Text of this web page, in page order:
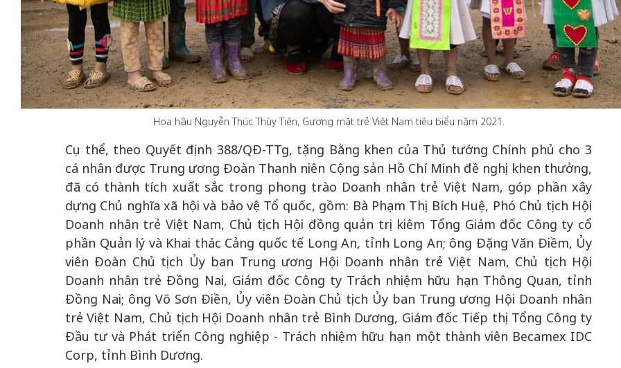
Hoa hậu Nguyễn Thúc Thùy Tiên, Gương mặt trẻ Việt Nam tiêu biểu năm 2021.
Cụ thể, theo Quyết định 388/QĐ-TTg, tặng Bằng khen của Thủ tướng Chính phủ cho 3
cá nhân được Trung ương Đoàn Thanh niên Cộng sản Hồ Chí Minh đề nghị khen thưởng,
đã có thành tích xuất sắc trong phong trào Doanh nhân trẻ Việt Nam, góp phần xây
dựng Chủ nghĩa xã hội và bảo vệ Tổ quốc, gồm: Bà Phạm Thị Bích Huệ, Phó Chủ tịch Hội
Doanh nhân trẻ Việt Nam, Chủ tịch Hội đồng quản trị kiêm Tổng Giám đốc Công ty cổ
phần Quản lý và Khai thác Cảng quốc tế Long An, tỉnh Long An; ông Đặng Văn Điềm, Ủy
viên Đoàn Chủ tịch Ủy ban Trung ương Hội Doanh nhân trẻ Việt Nam, Chủ tịch Hội
Doanh nhân trẻ Đồng Nai, Giám đốc Công ty Trách nhiệm hữu hạn Thông Quan, tỉnh
Đồng Nai; ông Võ Sơn Điền, Ủy viên Đoàn Chủ tịch Ủy ban Trung ương Hội Doanh nhân
trẻ Việt Nam, Chủ tịch Hội Doanh nhân trẻ Bình Dương, Giám đốc Tiếp thị Tổng Công ty
Đầu tư và Phát triển Công nghiệp - Trách nhiệm hữu hạn một thành viên Becamex IDC
Corp, tỉnh Bình Dương.
Hà Nội vững bước vào
mới - Kỳ 5: Thủ đô qua
lăng kính số hóa
50 năm Việt Nam gia
nhập UNESCO: Khơi
nguồn nội lực văn hóa,
tạo | Kỳ 4: Sáng kiến
làm nên diện mạo mới
50 năm Việt Nam gia
nhập UNESCO: Khơi
nguồn nội lực văn hóa,
tạo | Kỳ 3: Hội nhập
quốc tế bằng bản lĩnh
Việt Nam
50 năm Việt
nhập
nguồn nội lực
hòa bình thể
quyết định